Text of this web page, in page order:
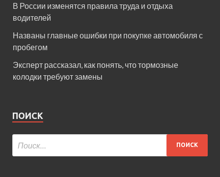
В России изменятся правила труда и отдыха
водителей
Названы главные ошибки при покупке автомобиля с
пробегом
Эксперт рассказал, как понять, что тормозные
колодки требуют замены
ПОИСК